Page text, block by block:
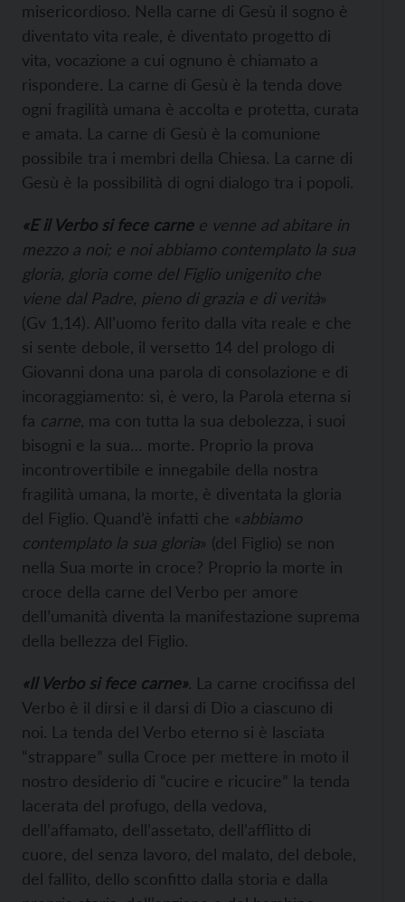
misericordioso. Nella carne di Gesù il sogno è
diventato vita reale, è diventato progetto di
vita, vocazione a cui ognuno è chiamato a
rispondere. La carne di Gesù è la tenda dove
ogni fragilità umana è accolta e protetta, curata
e amata. La carne di Gesù è la comunione
possibile tra i membri della Chiesa. La carne di
Gesù è la possibilità di ogni dialogo tra i popoli.
«E il Verbo si fece carne e venne ad abitare in
mezzo a noi; e noi abbiamo contemplato la sua
gloria, gloria come del Figlio unigenito che
viene dal Padre, pieno di grazia e di verità»
(Gv 1,14). All’uomo ferito dalla vita reale e che
si sente debole, il versetto 14 del prologo di
Giovanni dona una parola di consolazione e di
incoraggiamento: sì, è vero, la Parola eterna si
fa carne , ma con tutta la sua debolezza, i suoi
bisogni e la sua… morte. Proprio la prova
incontrovertibile e innegabile della nostra
fragilità umana, la morte, è diventata la gloria
del Figlio. Quand’è infatti che «abbiamo
contemplato la sua gloria» (del Figlio) se non
nella Sua morte in croce? Proprio la morte in
croce della carne del Verbo per amore
dell’umanità diventa la manifestazione suprema
della bellezza del Figlio.
«Il Verbo si fece carne». La carne crocifissa del
Verbo è il dirsi e il darsi di Dio a ciascuno di
noi. La tenda del Verbo eterno si è lasciata
“strappare” sulla Croce per mettere in moto il
nostro desiderio di “cucire e ricucire” la tenda
lacerata del profugo, della vedova,
dell’affamato, dell’assetato, dell’afflitto di
cuore, del senza lavoro, del malato, del debole,
del fallito, dello sconfitto dalla storia e dalla